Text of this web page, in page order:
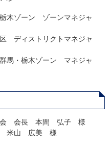
木ゾーン ゾーンマネジャ
ディストリクトマネジャ
馬・栃木ゾーン マネジャ
議会 会長 本間 弘子 様
米山 広美 様